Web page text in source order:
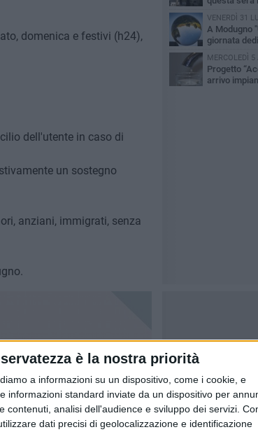
è la nostra priorità
a informazioni su un dispositivo, come i cookie, e
informazioni standard inviate da un dispositivo per
analisi dell'audience e sviluppo dei servizi.
dati precisi di geolocalizzazione e identificazione
domenica e festivi (h24),
dell'utente in caso di
un sostegno
anziani, immigrati, senza
Quartet
VENERDÌ 31
A Modugno
giornata
all'ambiente
MERCOLEDÌ 5
Progetto
arrivo